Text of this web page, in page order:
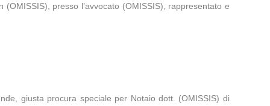
presso l’avvocato (OMISSIS), rappresentato e
giusta procura speciale per Notaio dott. (OMISSIS) di